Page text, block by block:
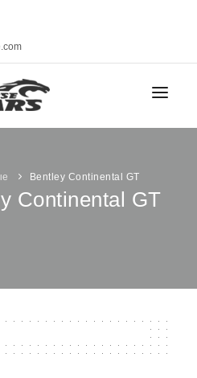
Bentley Continental GT
Continental GT